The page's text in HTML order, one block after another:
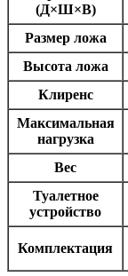
(Д×Ш×В)
Размер ложа
Высота ложа
Клиренс
Максимальная
нагрузка
Вес
Туалетное
устройство
Комплектация